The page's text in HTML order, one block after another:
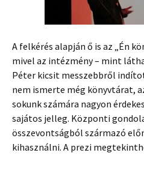
A felkérés alapján ő is az „Én
mivel az intézmény – mint
Péter kicsit messzebbről
nem ismerte még könyvtárat,
sokunk számára nagyon
sajátos jelleg. Központi
összevontságból származó
kihasználni. A prezi